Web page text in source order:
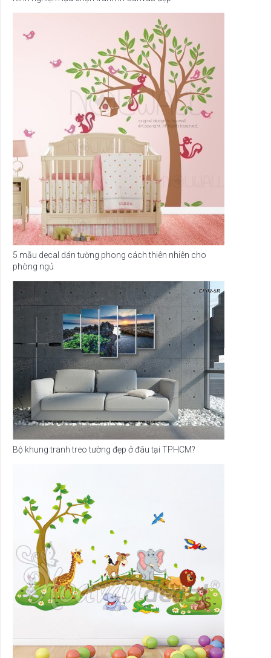
5 mẫu decal dán tường phong cách thiên nhiên cho
phòng ngủ
Bộ khung tranh treo tường đẹp ở đâu tại TPHCM?